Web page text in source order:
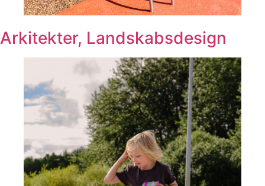
Arkitekter, Landskabsdesign